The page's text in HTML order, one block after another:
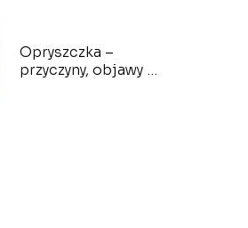
Opryszczka –
przyczyny, objawy i